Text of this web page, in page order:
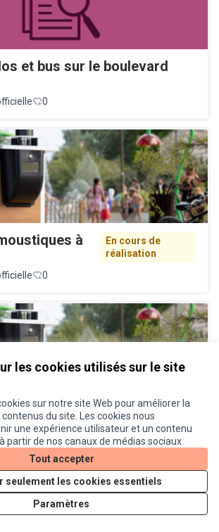
les cookies utilisés sur le site
sur notre site Web pour améliorer la
du site. Les cookies nous
une expérience utilisateur et un contenu
partir de nos canaux de médias sociaux.
Tout accepter
seulement les cookies essentiels
Paramètres
et bus sur le boulevard
0
à
En cours de
réalisation
0
à Lardenne
0